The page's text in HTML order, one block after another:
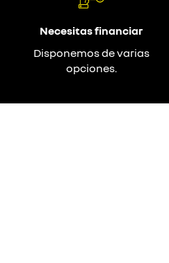
Necesitas financiar
Disponemos de varias
opciones.